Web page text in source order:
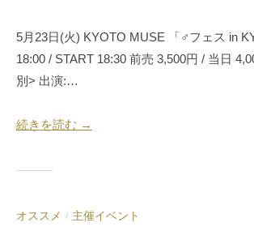
5月23日(火) KYOTO MUSE 「♂フェス in
18:00 / START 18:30 前売 3,500円 / 当日
別> 出演:…
続きを読む →
オススメ / 主催イベント